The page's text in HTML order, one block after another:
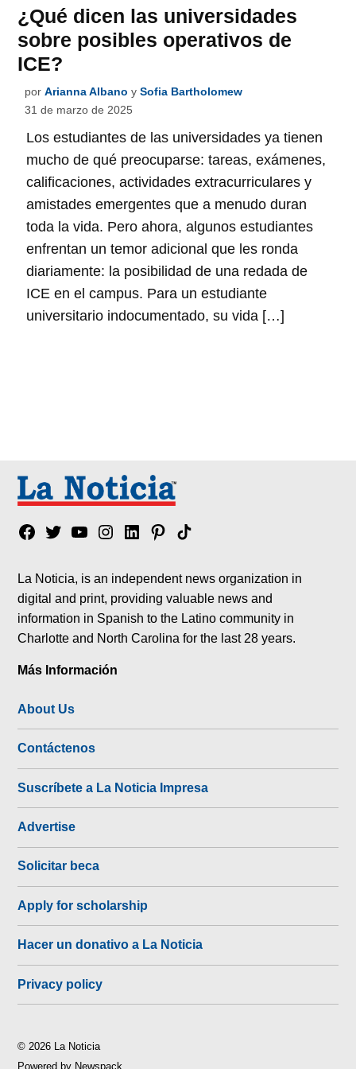
¿Qué dicen las universidades
sobre posibles operativos de
ICE?
por Arianna Albano ySofia Bartholomew
31 de marzo de 2025
Los estudiantes de las universidades ya tienen
mucho de qué preocuparse: tareas, exámenes,
calificaciones, actividades extracurriculares y
amistades emergentes que a menudo duran
toda la vida. Pero ahora, algunos estudiantes
enfrentan un temor adicional que les ronda
diariamente: la posibilidad de una redada de
ICE en el campus. Para un estudiante
universitario indocumentado, su vida […]
Facebook
TwitterYouTubeInstagram
LinkedinPinterest
Tik
La Noticia, is an independent news organization in
digital and print, providing valuable news and
information in Spanish to the Latino community in
Charlotte and North Carolina for the last 28 years.
Más Información
About Us
Contáctenos
Suscríbete a La Noticia Impresa
Advertise
Solicitar beca
Apply for scholarship
Hacer un donativo a La Noticia
Privacy policy
© 2026 La Noticia
Powered by Newspack